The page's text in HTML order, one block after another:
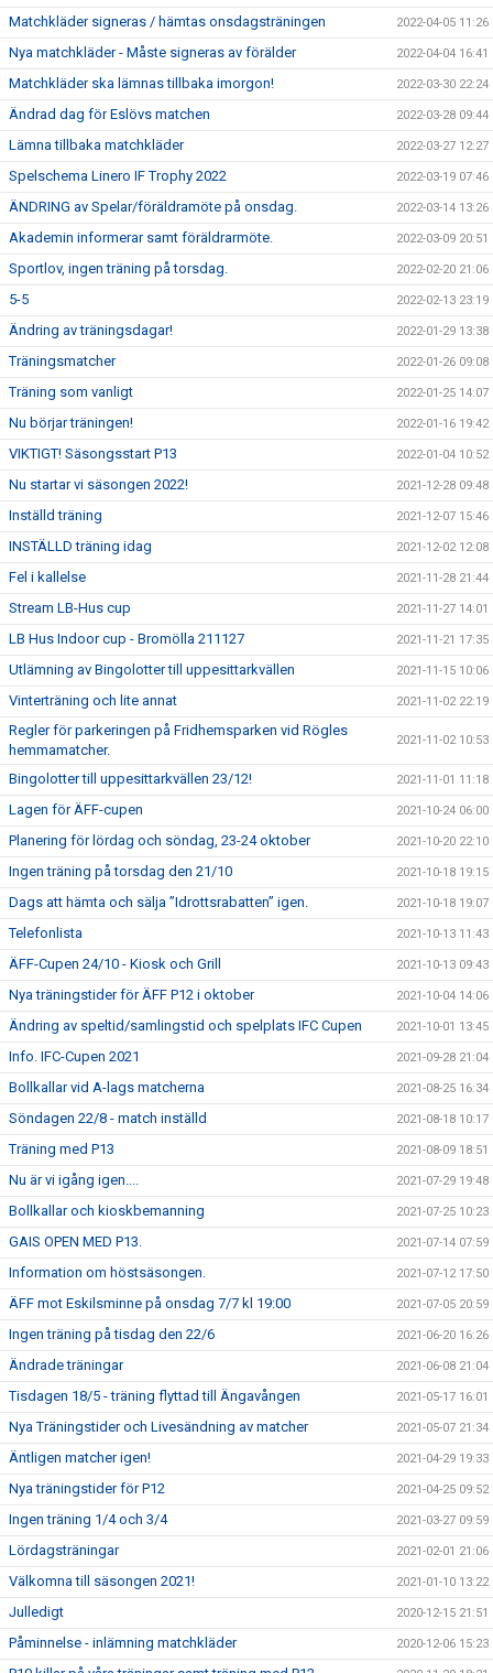
Matchkläder signeras / hämtas onsdagsträningen 2022-04-05 11:26
Nya matchkläder - Måste signeras av förälder 2022-04-04 16:41
Matchkläder ska lämnas tillbaka imorgon! 2022-03-30 22:24
Ändrad dag för Eslövs matchen 2022-03-28 09:44
Lämna tillbaka matchkläder 2022-03-27 12:27
Spelschema Linero IF Trophy 2022 2022-03-19 07:46
ÄNDRING av Spelar/föräldramöte på onsdag. 2022-03-14 13:26
Akademin informerar samt föräldrarmöte. 2022-03-09 20:51
Sportlov, ingen träning på torsdag. 2022-02-20 21:06
5-5 2022-02-13 23:19
Ändring av träningsdagar! 2022-01-29 13:38
Träningsmatcher 2022-01-26 09:08
Träning som vanligt 2022-01-25 14:07
Nu börjar träningen! 2022-01-16 19:42
VIKTIGT! Säsongsstart P13 2022-01-04 10:52
Nu startar vi säsongen 2022! 2021-12-28 09:48
Inställd träning 2021-12-07 15:46
INSTÄLLD träning idag 2021-12-02 12:08
Fel i kallelse 2021-11-28 21:44
Stream LB-Hus cup 2021-11-27 14:01
LB Hus Indoor cup - Bromölla 211127 2021-11-21 17:35
Utlämning av Bingolotter till uppesittarkvällen 2021-11-15 10:06
Vinterträning och lite annat 2021-11-02 22:19
Regler för parkeringen på Fridhemsparken vid Rögles
hemmamatcher.
2021-11-02 10:53
Bingolotter till uppesittarkvällen 23/12! 2021-11-01 11:18
Lagen för ÄFF-cupen 2021-10-24 06:00
Planering för lördag och söndag, 23-24 oktober 2021-10-20 22:10
Ingen träning på torsdag den 21/10 2021-10-18 19:15
Dags att hämta och sälja ”Idrottsrabatten” igen. 2021-10-18 19:07
Telefonlista 2021-10-13 11:43
ÄFF-Cupen 24/10 - Kiosk och Grill 2021-10-13 09:43
Nya träningstider för ÄFF P12 i oktober 2021-10-04 14:06
Ändring av speltid/samlingstid och spelplats IFC Cupen 2021-10-01 13:45
Info. IFC-Cupen 2021 2021-09-28 21:04
Bollkallar vid A-lags matcherna 2021-08-25 16:34
Söndagen 22/8 - match inställd 2021-08-18 10:17
Träning med P13 2021-08-09 18:51
Nu är vi igång igen.... 2021-07-29 19:48
Bollkallar och kioskbemanning 2021-07-25 10:23
GAIS OPEN MED P13. 2021-07-14 07:59
Information om höstsäsongen. 2021-07-12 17:50
ÄFF mot Eskilsminne på onsdag 7/7 kl 19:00 2021-07-05 20:59
Ingen träning på tisdag den 22/6 2021-06-20 16:26
Ändrade träningar 2021-06-08 21:04
Tisdagen 18/5 - träning flyttad till Ängavången 2021-05-17 16:01
Nya Träningstider och Livesändning av matcher 2021-05-07 21:34
Äntligen matcher igen! 2021-04-29 19:33
Nya träningstider för P12 2021-04-25 09:52
Ingen träning 1/4 och 3/4 2021-03-27 09:59
Lördagsträningar 2021-02-01 21:06
Välkomna till säsongen 2021! 2021-01-10 13:22
Julledigt 2020-12-15 21:51
Påminnelse - inlämning matchkläder 2020-12-06 15:23